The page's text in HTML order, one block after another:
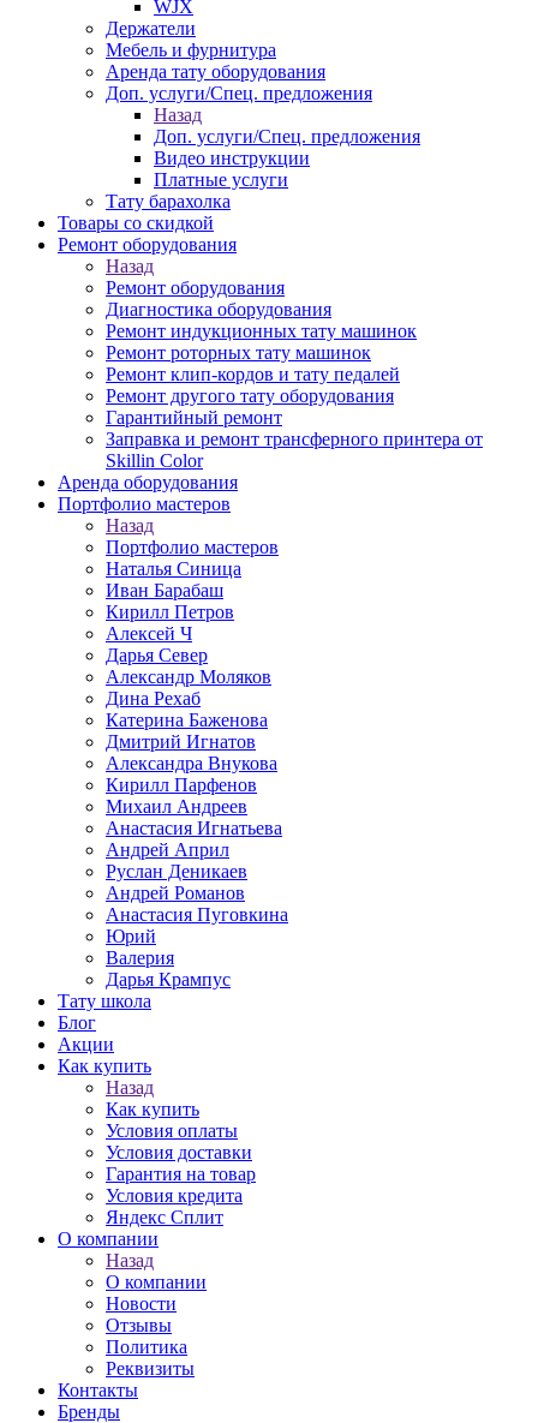
WJX
Держатели
Мебель и фурнитура
Аренда тату оборудования
Доп. услуги/Спец. предложения
Назад
Доп. услуги/Спец. предложения
Видео инструкции
Платные услуги
Тату барахолка
Товары со скидкой
Ремонт оборудования
Назад
Ремонт оборудования
Диагностика оборудования
Ремонт индукционных тату машинок
Ремонт роторных тату машинок
Ремонт клип-кордов и тату педалей
Ремонт другого тату оборудования
Гарантийный ремонт
Заправка и ремонт трансферного принтера от
Skillin Color
Аренда оборудования
Портфолио мастеров
Назад
Портфолио мастеров
Наталья Синица
Иван Барабаш
Кирилл Петров
Алексей Ч
Дарья Север
Александр Моляков
Дина Рехаб
Катерина Баженова
Дмитрий Игнатов
Александра Внукова
Кирилл Парфенов
Михаил Андреев
Анастасия Игнатьева
Андрей Април
Руслан Деникаев
Андрей Романов
Анастасия Пуговкина
Юрий
Валерия
Дарья Крампус
Тату школа
Блог
Акции
Как купить
Назад
Как купить
Условия оплаты
Условия доставки
Гарантия на товар
Условия кредита
Яндекс Сплит
О компании
Назад
О компании
Новости
Отзывы
Политика
Реквизиты
Контакты
Бренды